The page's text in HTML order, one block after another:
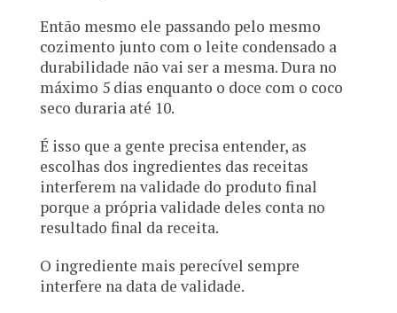
Então mesmo ele passando pelo mesmo
cozimento junto com o leite condensado a
durabilidade não vai ser a mesma. Dura no
máximo 5 dias enquanto o doce com o coco
seco duraria até 10.
É isso que a gente precisa entender, as
escolhas dos ingredientes das receitas
interferem na validade do produto final
porque a própria validade deles conta no
resultado final da receita.
O ingrediente mais perecível sempre
interfere na data de validade.